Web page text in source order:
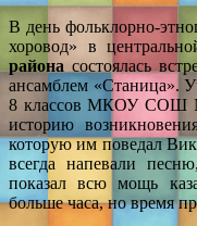
В день фольклорно-
хоровод» в
района состоялась
ансамблем
8 классов МКОУ СОШ
историю
которую им поведал
всегда напевали
показал всю мощь
больше часа, но время